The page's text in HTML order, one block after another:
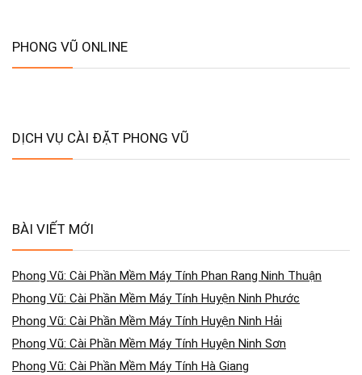
PHONG VŨ ONLINE
DỊCH VỤ CÀI ĐẶT PHONG VŨ
BÀI VIẾT MỚI
Phong Vũ: Cài Phần Mềm Máy Tính Phan Rang Ninh Thuận
Phong Vũ: Cài Phần Mềm Máy Tính Huyện Ninh Phước
Phong Vũ: Cài Phần Mềm Máy Tính Huyện Ninh Hải
Phong Vũ: Cài Phần Mềm Máy Tính Huyện Ninh Sơn
Phong Vũ: Cài Phần Mềm Máy Tính Hà Giang